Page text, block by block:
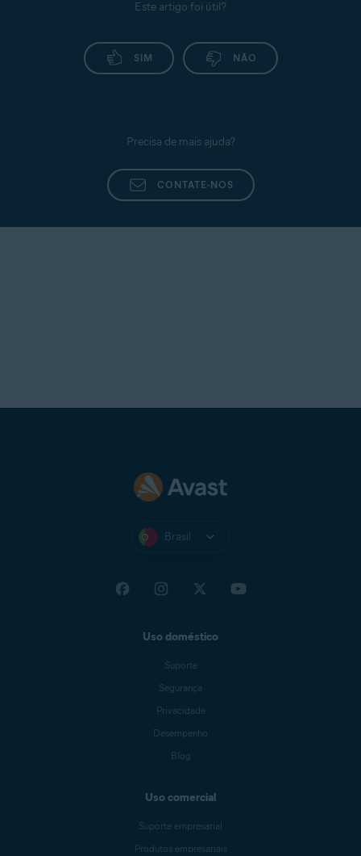
Este artigo foi útil?
SIM NÃO
Precisa de mais ajuda?
CONTATE-NOS
Brasil
Uso doméstico
Suporte
Segurança
Privacidade
Desempenho
Blog
Uso comercial
Suporte empresarial
Produtos empresariais